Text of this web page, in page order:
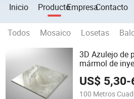
Inicio ProductoEmpresaContacto
Todos Mosaico Losetas
3D Azulejo de
mármol de
US$ 5,30-
100 Metros